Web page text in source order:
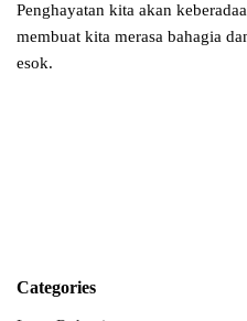
Penghayatan kita akan
membuat kita merasa bahagia
esok.
Categories